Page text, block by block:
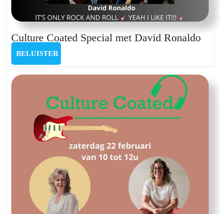
Culture Coated Special met David Ronaldo
met
BELUISTER